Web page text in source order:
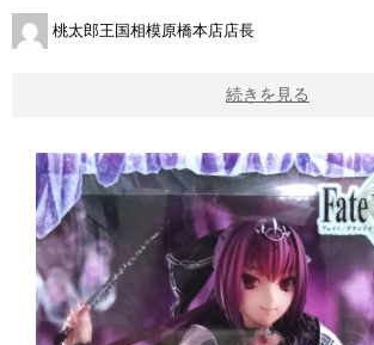
桃太郎王国相模原橋本店店長
続きを見る